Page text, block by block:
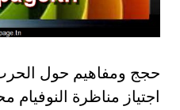
حجج ومفاهيم حول
اجتياز مناظرة